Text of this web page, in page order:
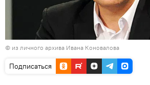
© из личного архива Ивана Коновалова
Подписаться